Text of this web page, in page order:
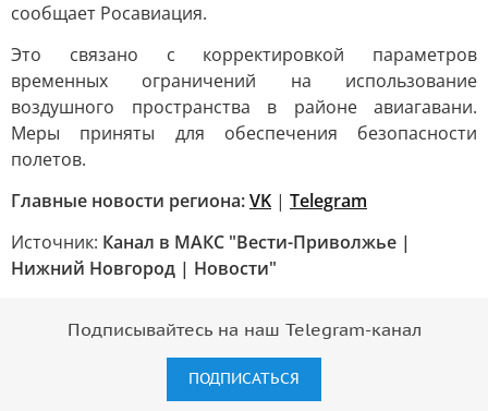
сообщает Росавиация.
Это связано с корректировкой параметров
временных ограничений на использование
воздушного пространства в районе авиагавани.
Меры приняты для обеспечения безопасности
полетов.
Главные новости региона:VK | Telegram
Источник: Канал в МАКС "Вести-Приволжье |
Нижний Новгород | Новости"
Подписывайтесь на наш Telegram-канал
ПОДПИСАТЬСЯ